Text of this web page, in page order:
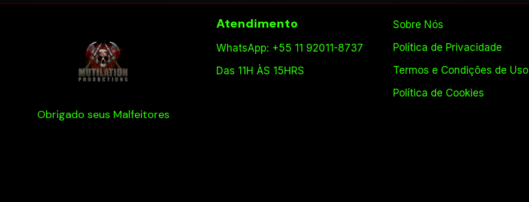
Obrigado seus Malfeitores
Atendimento
WhatsApp: +55 11 92011-8737
Das 11H ÀS 15HRS
Sobre Nós
Política de Privacidade
Termos e Condições de Uso
Política de Cookies